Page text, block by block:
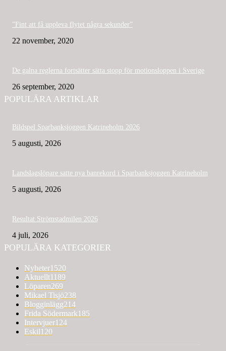
”Fint att få uppleva flytet några sekunder”
22 november, 2020
De galna reglerna fortsätter sätta stopp för motionsloppen i Sverige
26 september, 2020
POPULÄRA ARTIKLAR
Bildspel Sparbanksjoggen Katrineholm 2026
5 augusti, 2026
Landslagslöpare satte nya banrekord i Sparbanksjoggen Katrineholm
5 augusti, 2026
Resultat Strömstadmilen 2026
4 juli, 2026
POPULÄRA KATEGORIER
Nyheter1520
Aktuellt1189
Löparen269
Mikael Tisjö238
Blogginlägg214
Frida Södermark185
Intervjuer124
Eskil120